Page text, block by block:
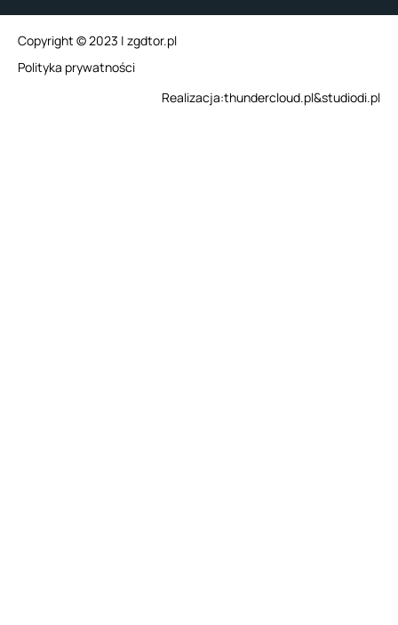
Copyright © 2023 | zgdtor.pl
Polityka prywatności
studiodi.pl
&
thundercloud.pl
Realizacja: